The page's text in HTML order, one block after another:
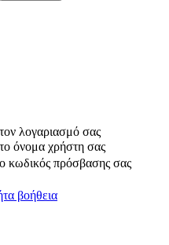
λογαριασμό σας
το όνομα χρήστη σας
ο κωδικός πρόσβασης σας
βοήθεια